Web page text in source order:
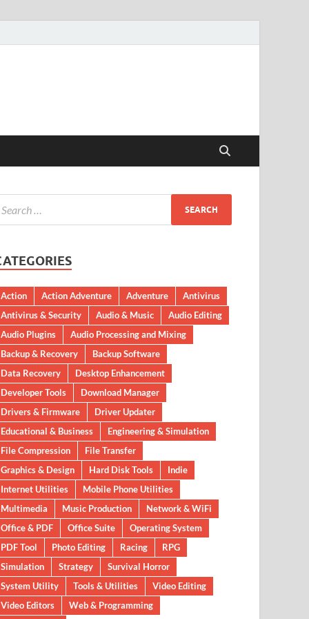
Action Action Adventure Adventure
Antivirus
Antivirus & Security
Audio & Music
Audio Editing
Audio Plugins
Audio Processing and Mixing
Backup & Recovery
Backup Software
Data Recovery
Desktop Enhancement
Developer Tools
Download Manager
Drivers & Firmware
Driver Updater
Educational & Business
Engineering & Simulation
File Compression
File Transfer
Graphics & Design
Hard Disk Tools
Indie
Internet Utilities
Mobile Phone Utilities
Multimedia
Music Production
Network & WiFi
Office & PDF
Office Suite
Operating System
PDF Tool
Photo Editing Racing
RPG
Simulation
Strategy
Survival Horror
System Utility
Tools & Utilities
Video Editing
Video Editors
Web & Programming